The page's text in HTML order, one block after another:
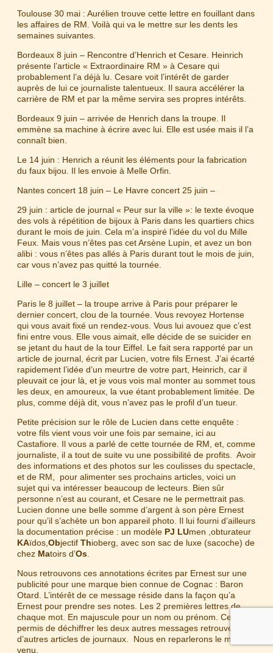
Toulouse 30 mai : Aurélien trouve cette lettre en fouillant dans
les affaires de RM. Voilà qui va le mettre sur les dents les
semaines suivantes.
Bordeaux 8 juin – Rencontre d’Henrich et Cesare. Heinrich
présente l’article « Extraordinaire RM » à Cesare qui
probablement l’a déjà lu. Cesare voit l’intérêt de garder
auprès de lui ce journaliste talentueux. Il saura accélérer la
carrière de RM et par la même servira ses propres intérêts.
Bordeaux 9 juin – arrivée de Henrich dans la troupe. Il
emmène sa machine à écrire avec lui. Elle est usée mais il l’a
connaît bien.
Le 14 juin : Henrich a réunit les éléments pour la fabrication
du faux bijou. Il les envoie à Melle Orfin.
Nantes concert 18 juin – Le Havre concert 25 juin –
29 juin : article de journal « Peur sur la ville »: le texte évoque
des vols à répétition de bijoux à Paris dans les quartiers chics
durant le mois de juin. Cela m’a inspiré l’idée du vol du Mille
Feux. Mais vous n’êtes pas cet Arsène Lupin, et avez un bon
alibi : vous n’êtes pas allés à Paris durant tout le mois de juin,
car vous n’avez pas quitté la tournée.
Lille – concert le 3 juillet
Paris le 8 juillet – la troupe arrive à Paris pour préparer le
dernier concert, clou de la tournée. Vous revoyez Hortense
qui vous avait fixé un rendez-vous. Vous lui avouez que c’est
fini entre vous. Elle vous aimait, elle décide de se suicider en
se jetant du haut de la tour Eiffel. Le fait sera rapporté par un
article de journal, écrit par Lucien, votre fils Ernest. J’ai écarté
rapidement l’idée d’un meurtre de votre part, Heinrich, car il
pleuvait ce jour là, et je vous vois mal monter au sommet tous
les deux, en amoureux, la vue étant probablement limitée. De
plus, comme déjà dit, vous n’avez pas le profil d’un tueur.
Petite précision sur le rôle de Lucien dans cette enquête :
votre fils vient vous voir une fois par semaine, ici au
Castafiore. Il vous a parlé de cette tournée de RM, et, comme
journaliste, il a tout de suite vu une possibilité de profits. Avoir
des informations et des photos sur les coulisses du spectacle,
et de RM, pour alimenter ses prochains articles, voici un
sujet qui va intéresser beaucoup de lecteurs. Bien sûr
personne n’est au courant, et Cesare ne le permettrait pas.
Lucien donne une belle somme d’argent à son père Ernest
pour qu’il s’achète un bon appareil photo. Il lui fourni d’ailleurs
la documentation précise : un modèle PJ LUmen ,obturateur
KAïdos, Objectif Thioberg, avec son sac de luxe (sacoche) de
chez Matoirs d’Os
Nous retrouvons ces annotations écrites par Ernest sur une
publicité pour une marque bien connue de Cognac : Baron
Otard. L’intérêt de ce message réside dans la façon qu’a
Ernest pour prendre ses notes. Les 2 premières lettres de
chaque mot. En majuscule pour un nom ou prénom. Cela m’a
permis de déchiffrer les deux autres messages retrouvés sur
d’autres articles de journaux. Nous en reparlerons le moment
venu.